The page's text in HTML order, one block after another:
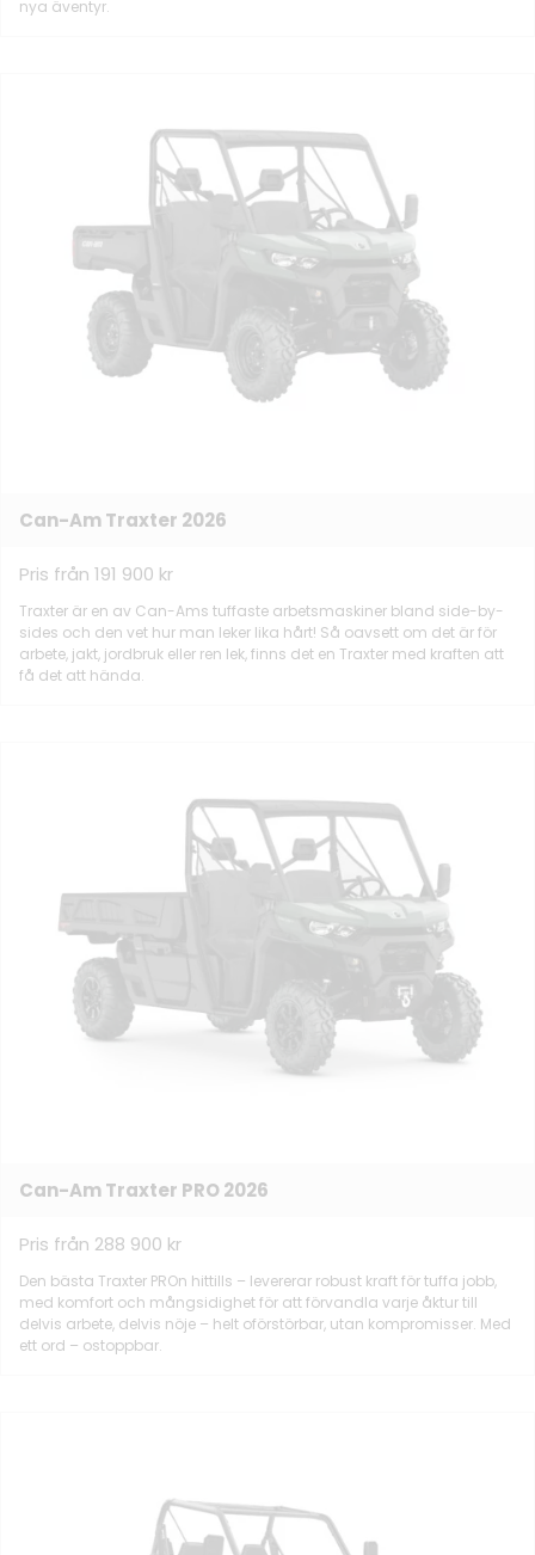
nya äventyr.
Can-Am Traxter 2026
Pris från 191 900 kr
Traxter är en av Can-Ams tuffaste arbetsmaskiner bland side-by-
sides och den vet hur man leker lika hårt! Så oavsett om det är för
arbete, jakt, jordbruk eller ren lek, finns det en Traxter med kraften att
få det att hända.
Can-Am Traxter PRO 2026
Pris från 288 900 kr
Den bästa Traxter PROn hittills – levererar robust kraft för tuffa jobb,
med komfort och mångsidighet för att förvandla varje åktur till
delvis arbete, delvis nöje – helt oförstörbar, utan kompromisser. Med
ett ord – ostoppbar.